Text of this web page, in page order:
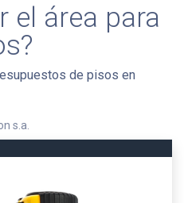
el área para
de pisos en
s.a.